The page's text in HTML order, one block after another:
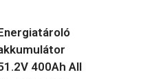
400Ah All